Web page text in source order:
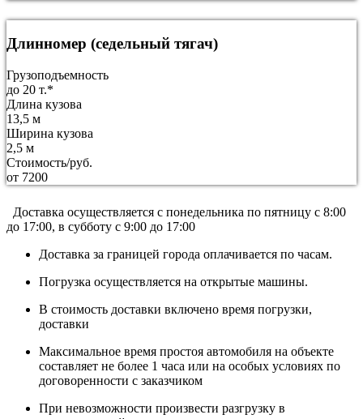
Длинномер (седельный тягач)
Грузоподъемность
до 20 т.*
Длина кузова
13,5 м
Ширина кузова
2,5 м
Стоимость/руб.
от 7200
Доставка осуществляется c понедельника по пятницу с 8:00
до 17:00, в субботу с 9:00 до 17:00
Доставка за границей города оплачивается по часам.
Погрузка осуществляется на открытые машины.
В стоимость доставки включено время погрузки,
доставки
Максимальное время простоя автомобиля на объекте
составляет не более 1 часа или на особых условиях по
договоренности с заказчиком
При невозможности произвести разгрузку в